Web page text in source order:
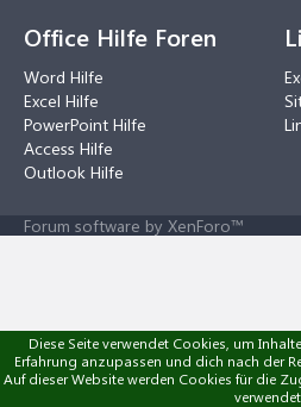
Office Hilfe Foren
Word Hilfe
Excel Hilfe
PowerPoint Hilfe
Access Hilfe
Outlook Hilfe
Forum software by XenForo™
Diese Seite verwendet Cookies, um
Erfahrung anzupassen und dich nach der
Auf dieser Website werden Cookies für die
verwendet.